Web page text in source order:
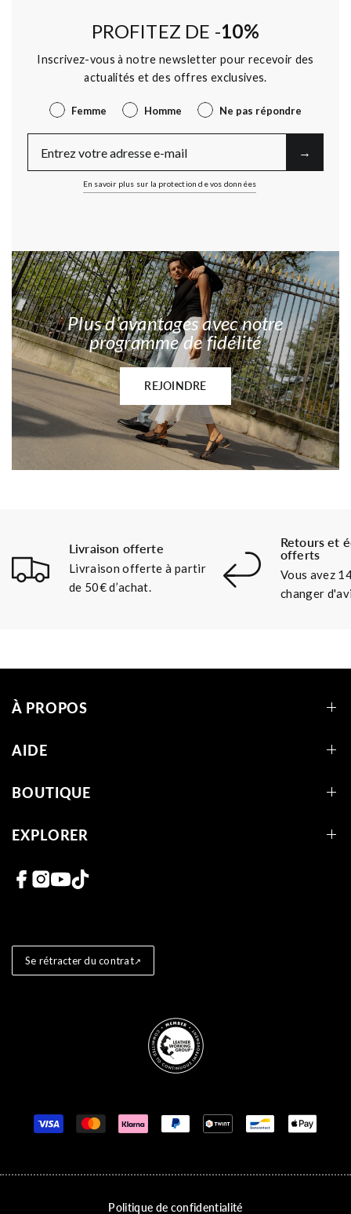
PROFITEZ DE -10%
Inscrivez-vous à notre newsletter pour recevoir des
actualités et des offres exclusives.
Genre Femme Homme Ne pas répondre
→︎
En savoir plus sur la protection de vos données
Plus d’avantages avec notre
programme de fidélité
REJOINDRE
Livraison offerte
Livraison offerte à partir
de 50€ d’achat.
Retours et
offerts
Vous avez
changer
À PROPOS
AIDE
BOUTIQUE
EXPLORER
Liens vers les réseaux sociaux
Se rétracter du contrat
Moyens de paiement
Politique de confidentialité